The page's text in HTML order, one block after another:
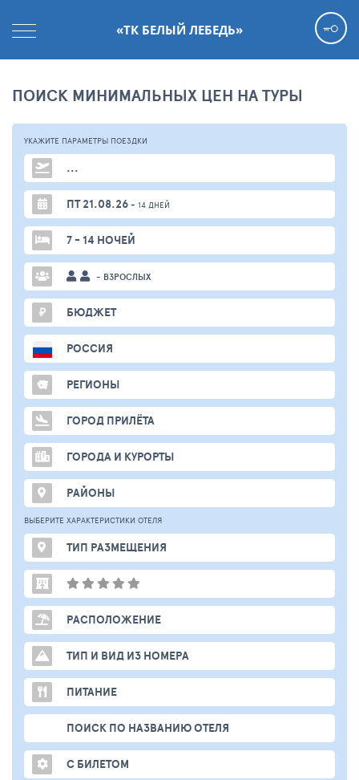
«ТК БЕЛЫЙ ЛЕБЕДЬ»
ПОИСК МИНИМАЛЬНЫХ ЦЕН НА ТУРЫ
УКАЖИТЕ ПАРАМЕТРЫ ПОЕЗДКИ
...
ПТ 21.08.26 + 14 ДНЕЙ
7 - 14 НОЧЕЙ
- ВЗРОСЛЫХ
₽ БЮДЖЕТ
РОССИЯ
РЕГИОНЫ
ГОРОД ПРИЛЁТА
ГОРОДА И КУРОРТЫ
РАЙОНЫ
ВЫБЕРИТЕ ХАРАКТЕРИСТИКИ ОТЕЛЯ
ТИП РАЗМЕЩЕНИЯ
РАСПОЛОЖЕНИЕ
ТИП И ВИД ИЗ НОМЕРА
ПИТАНИЕ
ПОИСК ПО НАЗВАНИЮ ОТЕЛЯ
С БИЛЕТОМ